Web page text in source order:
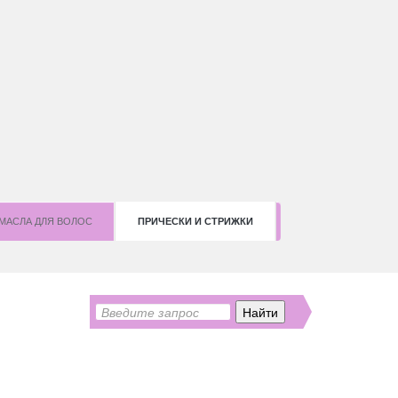
МАСЛА ДЛЯ ВОЛОС ПРИЧЕСКИ И СТРИЖКИ